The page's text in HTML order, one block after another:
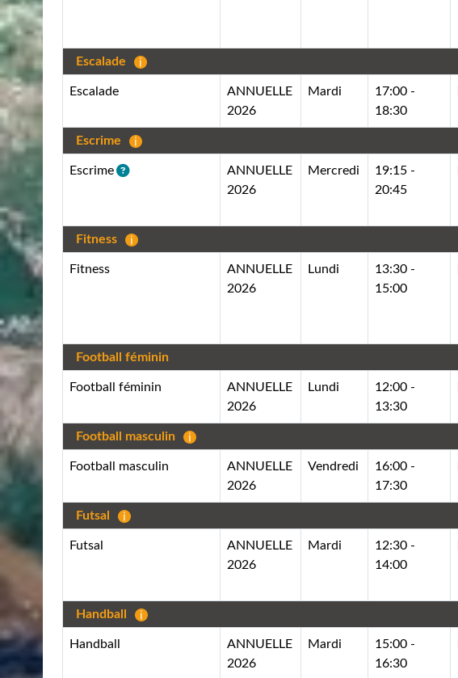
Escalade
Escalade
ANNUELLE
2026
Mardi
17:00 -
18:30
Escrime
Escrime
ANNUELLE
2026
Mercredi
19:15 -
20:45
Fitness
Fitness
ANNUELLE
2026
Lundi
13:30 -
15:00
Football féminin
Football féminin
ANNUELLE
2026
Lundi
12:00 -
13:30
Football masculin
Football masculin
ANNUELLE
2026
Vendredi
16:00 -
17:30
Futsal
Futsal
ANNUELLE
2026
Mardi
12:30 -
14:00
Handball
Handball
ANNUELLE
2026
Mardi
15:00 -
16:30